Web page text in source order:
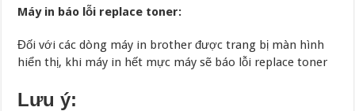
Máy in báo lỗi replace toner:
Đối với các dòng máy in brother được trang bị màn hình
hiển thị, khi máy in hết mực máy sẽ báo lỗi replace toner
Lưu ý: